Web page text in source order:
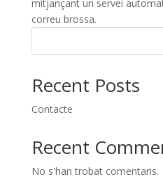
mitjançant un servei
correu brossa.
Recent Posts
Contacte
Recent
No s'han trobat comentaris.